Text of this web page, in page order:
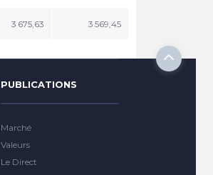
3 675,63 3 569,45
PUBLICATIONS
Marché
Valeurs
Le Direct